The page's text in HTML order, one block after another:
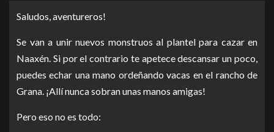
Saludos, aventureros!
Se van a unir nuevos monstruos al plantel para cazar en
Naaxén. Si por el contrario te apetece descansar un poco,
puedes echar una mano ordeñando vacas en el rancho de
Grana. ¡Allí nunca sobran unas manos amigas!
Pero eso no es todo: